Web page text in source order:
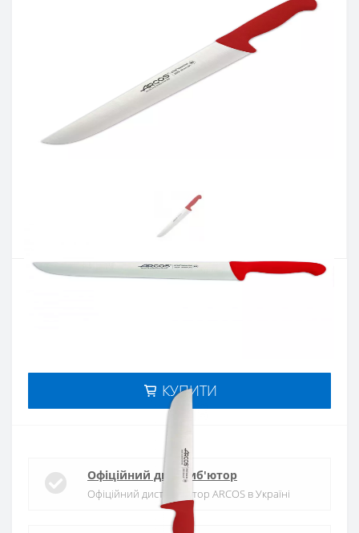
292422
КУПИТИ
Офіційний дистриб'ютор
Офіційний дистриб'ютор ARCOS в Україні